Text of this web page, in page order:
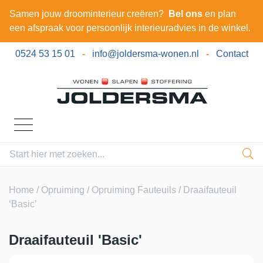
Samen jouw droominterieur creëren? Bel ons en plan
een afspraak voor persoonlijk interieuradvies in de winkel.
0524 53 15 01 - info@joldersma-wonen.nl - Contact
Home / Opruiming / Opruiming Fauteuils / Draaifauteuil
‘Basic’
Draaifauteuil 'Basic'